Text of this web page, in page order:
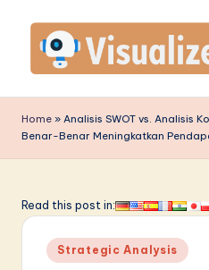
content
is
u
li
Home » Analisis SWOT vs. Analisis
Benar-Benar Meningkatkan
Read this post in:
Posted
in
Strategic Analysis